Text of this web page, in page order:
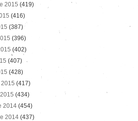
2015 (419)
(416)
(387)
(396)
(402)
(407)
(428)
(417)
(434)
2014 (454)
2014 (437)